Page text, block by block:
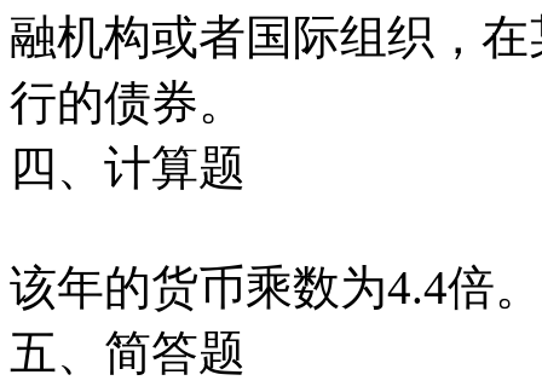
融机构或者国际组织，
行的债券。
四、计算题
该年的货币乘数为4.4倍。
五、简答题